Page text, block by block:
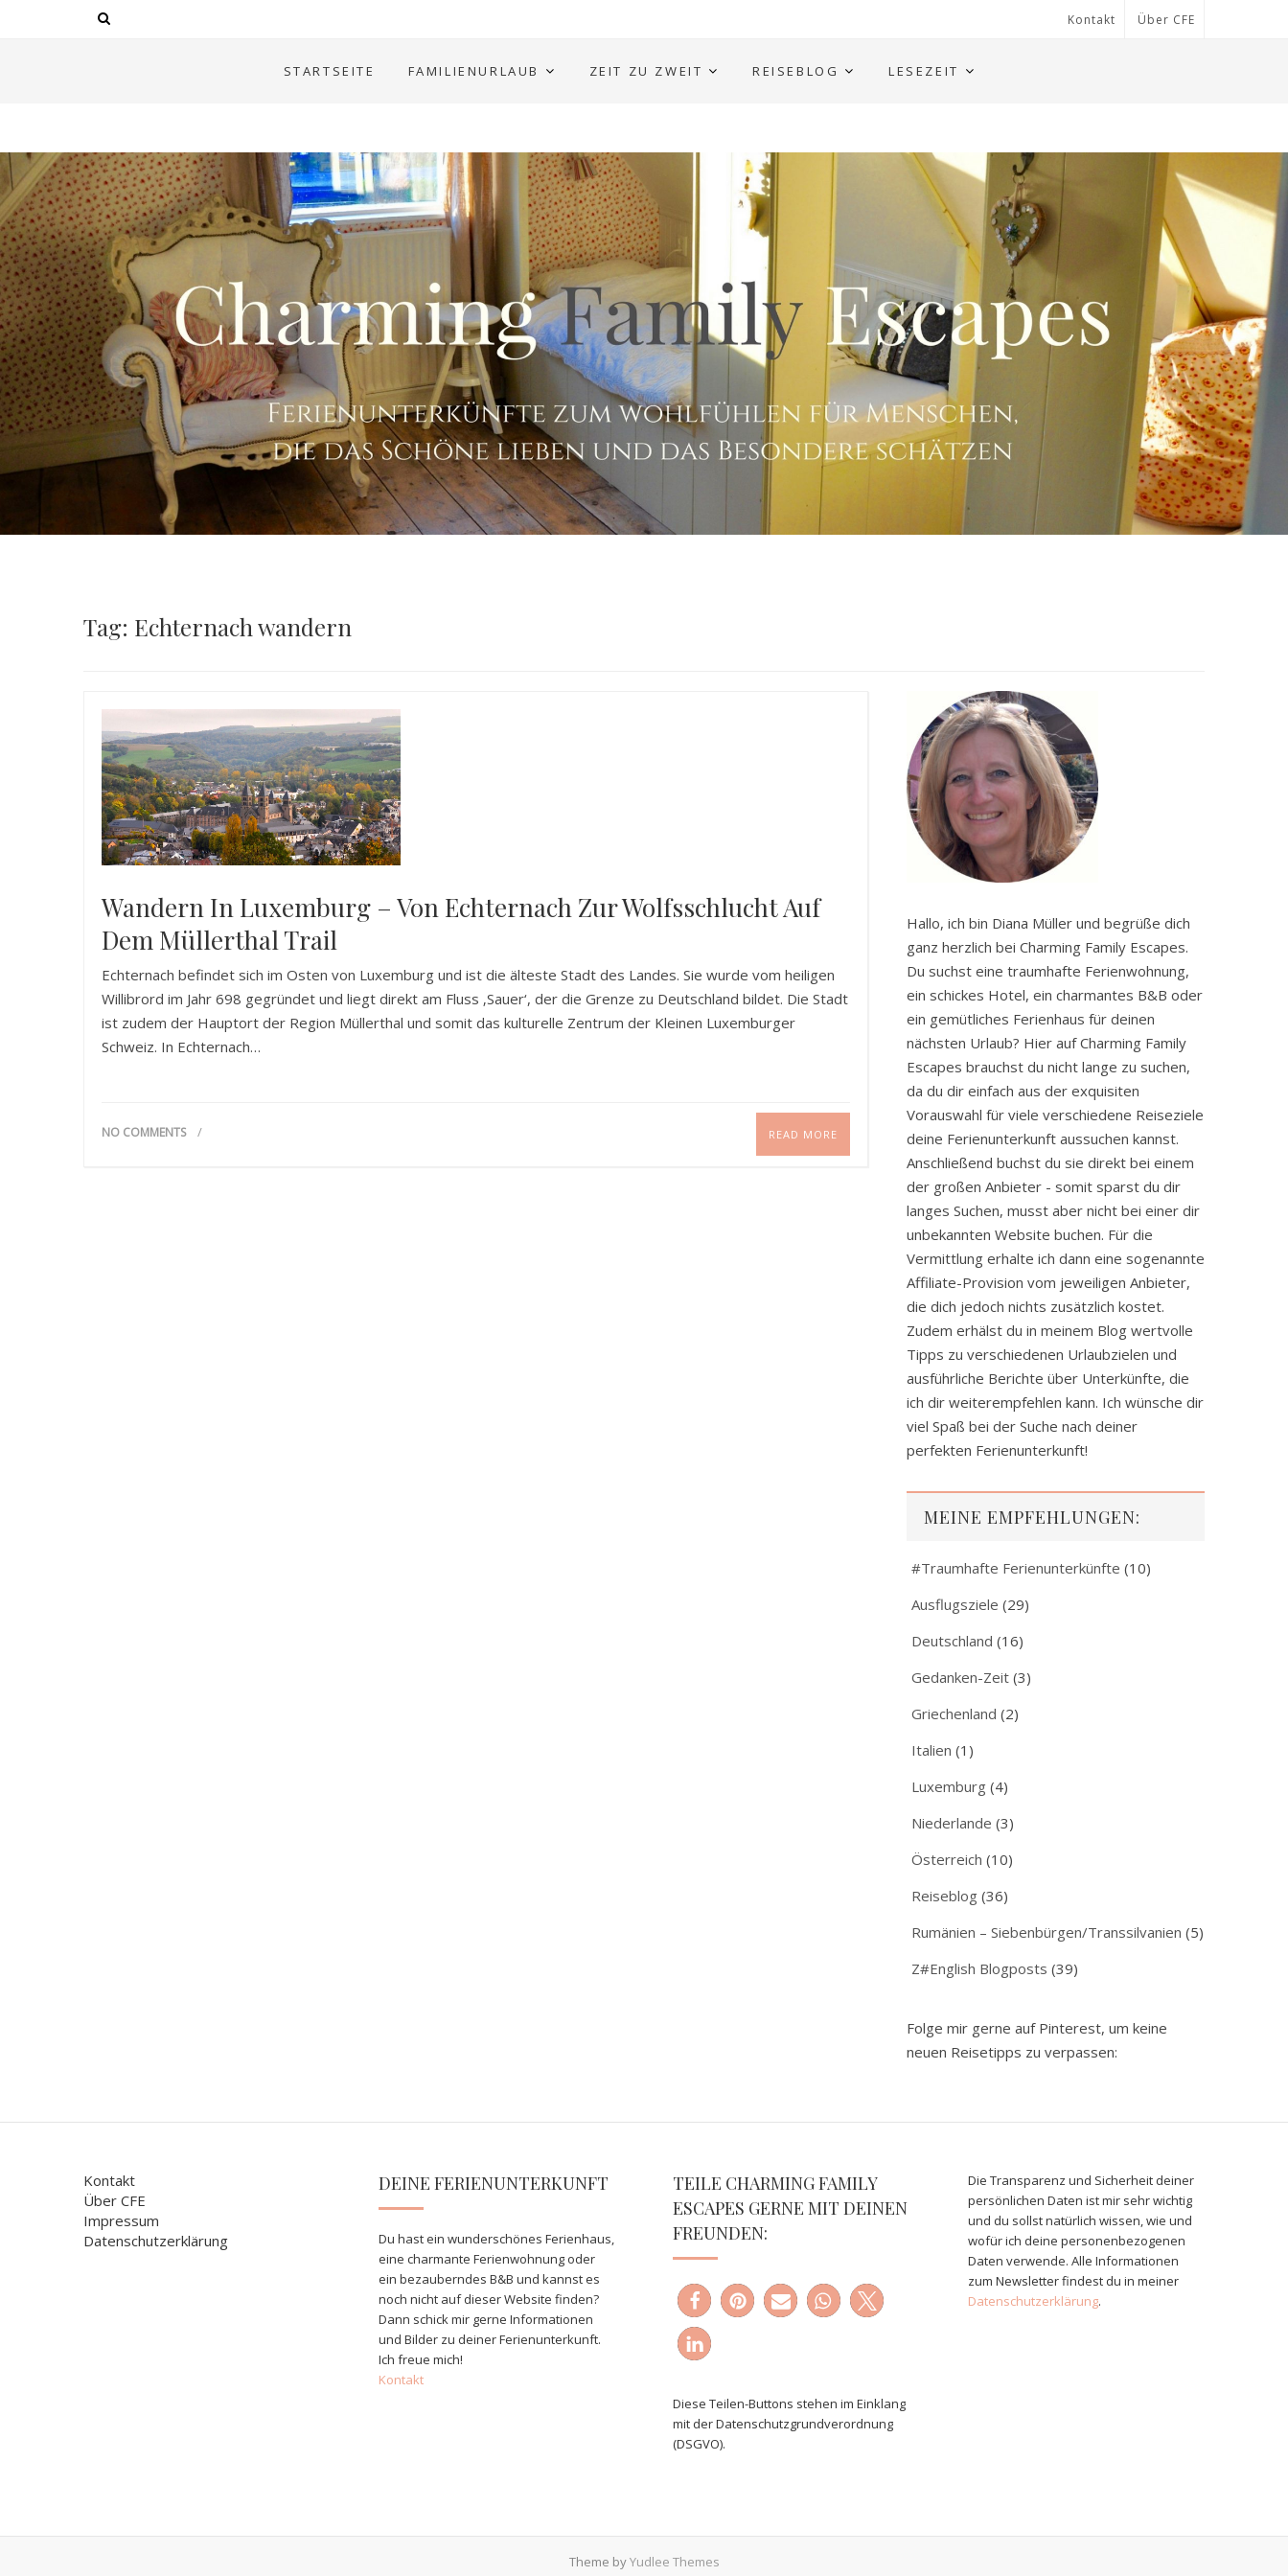
Kontakt Über CFE
STARTSEITE FAMILIENURLAUB ZEIT ZU ZWEIT REISEBLOG LESEZEIT
Tag: Echternach wandern
Wandern In Luxemburg – Von Echternach Zur Wolfsschlucht Auf
Dem Müllerthal Trail
Echternach befindet sich im Osten von Luxemburg und ist die älteste Stadt des Landes. Sie wurde vom heiligen
Willibrord im Jahr 698 gegründet und liegt direkt am Fluss ‚Sauer‘, der die Grenze zu Deutschland bildet. Die Stadt
ist zudem der Hauptort der Region Müllerthal und somit das kulturelle Zentrum der Kleinen Luxemburger
Schweiz. In Echternach…
NO COMMENTS READ MORE
Hallo, ich bin Diana Müller und begrüße dich
ganz herzlich bei Charming Family Escapes.
Du suchst eine traumhafte Ferienwohnung,
ein schickes Hotel, ein charmantes B&B oder
ein gemütliches Ferienhaus für deinen
nächsten Urlaub? Hier auf Charming Family
Escapes brauchst du nicht lange zu suchen,
da du dir einfach aus der exquisiten
Vorauswahl für viele verschiedene Reiseziele
deine Ferienunterkunft aussuchen kannst.
Anschließend buchst du sie direkt bei einem
der großen Anbieter - somit sparst du dir
langes Suchen, musst aber nicht bei einer dir
unbekannten Website buchen. Für die
Vermittlung erhalte ich dann eine sogenannte
Affiliate-Provision vom jeweiligen Anbieter,
die dich jedoch nichts zusätzlich kostet.
Zudem erhälst du in meinem Blog wertvolle
Tipps zu verschiedenen Urlaubzielen und
ausführliche Berichte über Unterkünfte, die
ich dir weiterempfehlen kann. Ich wünsche dir
viel Spaß bei der Suche nach deiner
perfekten Ferienunterkunft!
MEINE EMPFEHLUNGEN:
#Traumhafte Ferienunterkünfte (10)
Ausflugsziele (29)
Deutschland (16)
Gedanken-Zeit (3)
Griechenland (2)
Italien (1)
Luxemburg (4)
Niederlande (3)
Österreich (10)
Reiseblog (36)
Rumänien – Siebenbürgen/Transsilvanien (5)
Z#English Blogposts (39)
Folge mir gerne auf Pinterest, um keine
neuen Reisetipps zu verpassen:
Kontakt
Über CFE
Impressum
Datenschutzerklärung
DEINE FERIENUNTERKUNFT
Du hast ein wunderschönes Ferienhaus,
eine charmante Ferienwohnung oder
ein bezauberndes B&B und kannst es
noch nicht auf dieser Website finden?
Dann schick mir gerne Informationen
und Bilder zu deiner Ferienunterkunft.
Ich freue mich!
Kontakt
TEILE CHARMING FAMILY
ESCAPES GERNE MIT DEINEN
FREUNDEN:
Diese Teilen-Buttons stehen im Einklang
mit der Datenschutzgrundverordnung
(DSGVO).
Die Transparenz und Sicherheit deiner
persönlichen Daten ist mir sehr wichtig
und du sollst natürlich wissen, wie und
wofür ich deine personenbezogenen
Daten verwende. Alle Informationen
zum Newsletter findest du in meiner
Datenschutzerklärung.
Theme byYudlee Themes